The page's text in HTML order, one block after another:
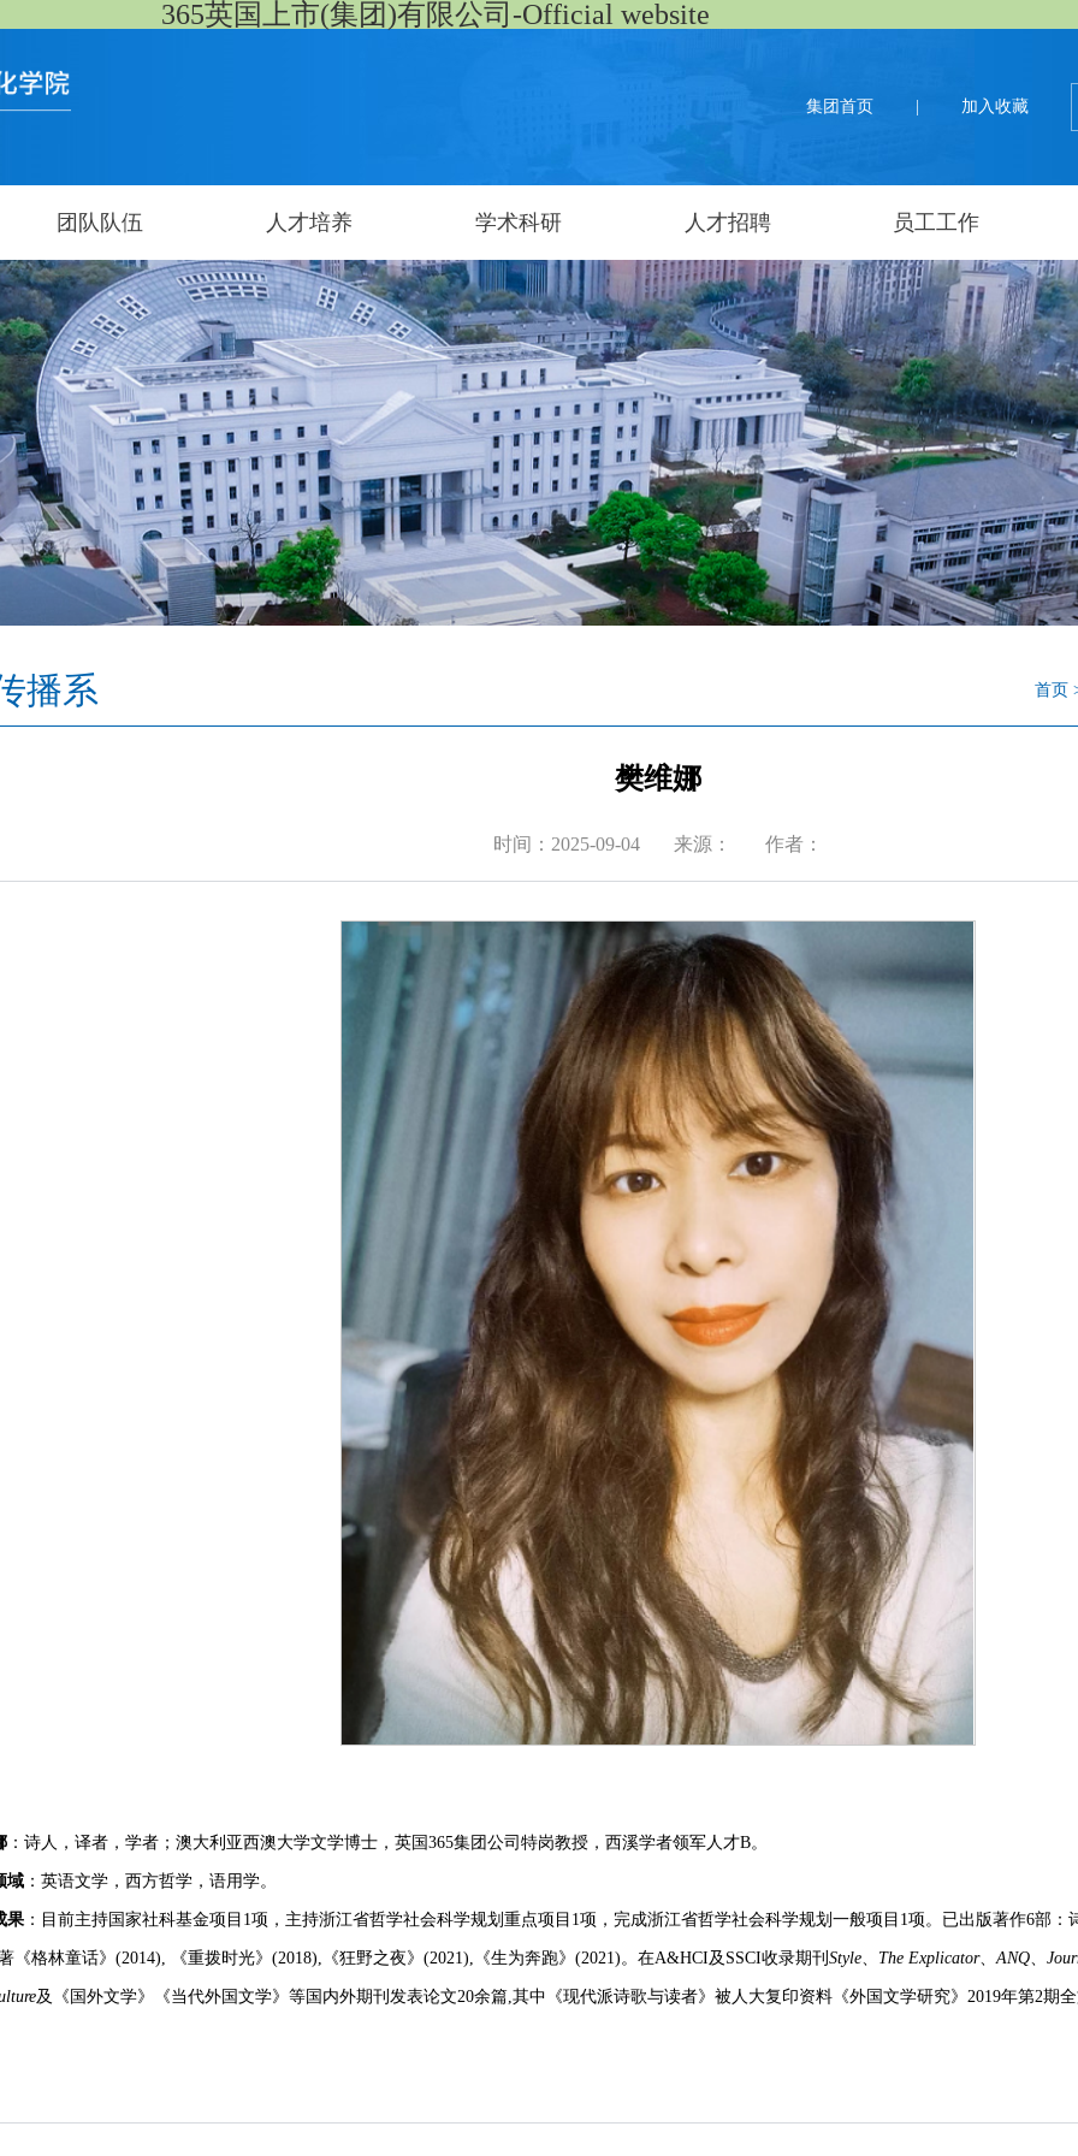
365英国上市(集团)有限公司-Official website
集团首页 加入收藏
团队队伍 人才培养 学术科研 人才招聘 员工工作
播系 首页
樊维娜
时间：2025-09-04 来源： 作者：
：诗人，译者，学者；澳大利亚西澳大学文学博士，英国365集团公司特岗教授，西溪学者领军人才B。
域 ：英语文学，西方哲学，语用学。
果 ： 目前主持国家社科基金项目 1项，主持浙江省哲学社会科学规划重点项目1项，完成浙江省哲学社会科学规划一般项目1项。已出版著作6部：
《格林童话》(2014), 《重拨时光》(2018),《狂野之夜》(2021),《生为奔跑》(2021)。在A&HCI及 SSCI收录期刊 Style The Explicator、 ANQ
及《国外文学》《当代外国文学》等国内外期刊发表论文20余篇 ,其中《现代派诗歌与读者》被人大复印资料《外国文学研究》2019年第2期